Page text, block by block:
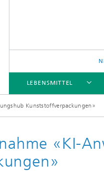
LEBENSMITTEL
Kunststoffverpackungen»
«KI-